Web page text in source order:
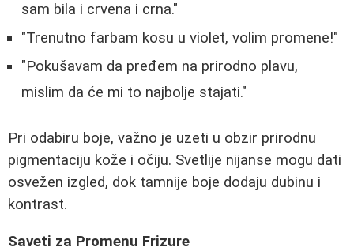
sam bila i crvena i crna."
"Trenutno farbam kosu u violet, volim promene!"
"Pokušavam da pređem na prirodno plavu,
mislim da će mi to najbolje stajati."
Pri odabiru boje, važno je uzeti u obzir prirodnu
pigmentaciju kože i očiju. Svetlije nijanse mogu dati
osvežen izgled, dok tamnije boje dodaju dubinu i
kontrast.
Saveti za Promenu Frizure